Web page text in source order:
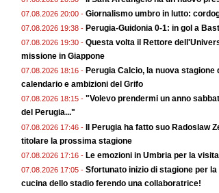
07.08.2026 20:00 - Giornalismo umbro in lutto:
07.08.2026 19:38 - Perugia-Guidonia 0-1: in gol a
07.08.2026 19:30 - Questa volta il Rettore
missione in Giappone
07.08.2026 18:16 - Perugia Calcio, la nuova
calendario e ambizioni del Grifo
07.08.2026 18:15 - "Volevo prendermi un anno
del Perugia..."
07.08.2026 17:46 - Il Perugia ha fatto suo Radoslaw
titolare la prossima stagione
07.08.2026 17:16 - Le emozioni in Umbria per la
07.08.2026 17:05 - Sfortunato inizio di stagione per
cucina dello stadio ferendo una collaboratrice!